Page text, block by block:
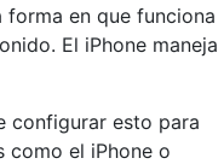
en que funciona
El iPhone maneja
configurar esto para
como el iPhone o